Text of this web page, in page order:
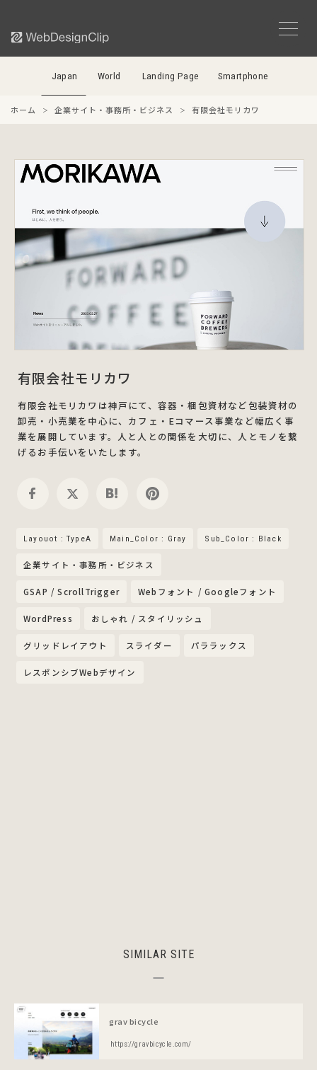
Japan World Landing Page Smartphone
ホーム 企業サイト・事務所・ビジネス 有限会社モリカワ
有限会社モリカワ
有限会社モリカワは神戸にて、容器・梱包資材など包装資材の
卸売・小売業を中心に、カフェ・Eコマース事業など幅広く事
業を展開しています。人と人との関係を大切に、人とモノを繋
げるお手伝いをいたします。
Layouot : TypeA Main_Color : Gray Sub_Color : Black
企業サイト・事務所・ビジネス
GSAP / ScrollTrigger Webフォント / Googleフォント
WordPress おしゃれ / スタイリッシュ
グリッドレイアウト スライダー パララックス
レスポンシブWebデザイン
SIMILAR SITE
grav bicycle
https://gravbicycle.com/